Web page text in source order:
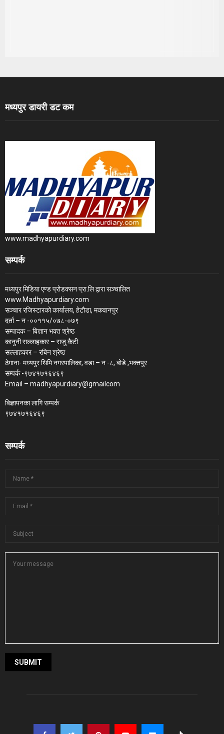
मध्यपुर डायरी डट कम
www.madhyapurdiary.com
सम्पर्क
मध्यपुर मिडिया एण्ड प्रोडक्सन प्रा.लि द्वारा सञ्चालित
www.Madhyapurdiary.com
सञ्चार रजिस्टारको कार्यालय, हेटौडा, मकवानपुर
दर्ता – न -००११५/०७८-०७९
सम्पादक – बिज्ञान भक्त श्रेष्ठ
कानुनी सल्लाहकार – राजु कैटी
सल्लाहकार – रबिन श्रेष्ठ
ठेगाना- मध्यपुर थिमि नगरपालिका, वडा – न -८, बोडे ,भक्तपुर
सम्पर्क -९७४१७१६४६९
Email – madhyapurdiary@gmailcom
बिज्ञापनका लागि सम्पर्क
९७४१७१६४६९
सम्पर्क